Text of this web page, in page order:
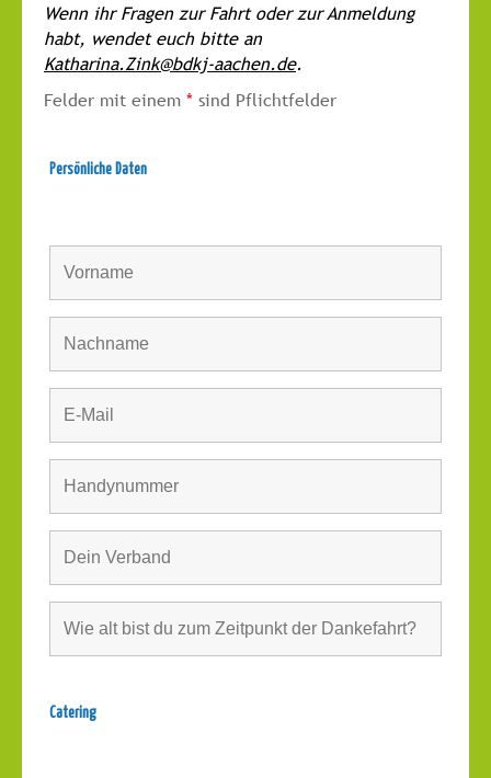
Wenn ihr Fragen zur Fahrt oder zur Anmeldung
habt, wendet euch bitte an
Katharina.Zink@bdkj-aachen.de.
Felder mit einem * sind Pflichtfelder
Persönliche Daten
Catering